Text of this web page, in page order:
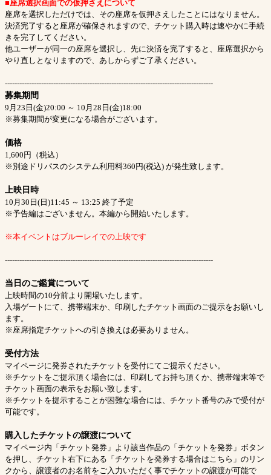
■座席選択画面での仮押さえについて
座席を選択しただけでは、その座席を仮押さえしたことにはなりません。
決済完了すると座席が確保されますので、チケット購入時は速やかに手続
きを完了してください。
他ユーザーが同一の座席を選択し、先に決済を完了すると、座席選択から
やり直しとなりますので、あしからずご了承ください。
--------------------------------------------------------------------------------------
募集期間
9月23日(金)20:00 ～ 10月28日(金)18:00
※募集期間が変更になる場合がございます。
価格
1,600円（税込）
※別途ドリパスのシステム利用料360円(税込) が発生致します。
上映日時
10月30日(日)11:45 ～ 13:25 終了予定
※予告編はございません。本編から開始いたします。
※本イベントはブルーレイでの上映です
--------------------------------------------------------------------------------------
当日のご鑑賞について
上映時間の10分前より開場いたします。
入場ゲートにて、携帯端末か、印刷したチケット画面のご提示をお願いし
ます。
※座席指定チケットへの引き換えは必要ありません。
受付方法
マイページに発券されたチケットを受付にてご提示ください。
※チケットをご提示頂く場合には、印刷してお持ち頂くか、携帯端末等で
チケット画面の表示をお願い致します。
※チケットを提示することが困難な場合には、チケット番号のみで受付が
可能です。
購入したチケットの譲渡について
マイページ内「チケット発券」より該当作品の「チケットを発券」ボタン
を押し、チケット右下にある「チケットを発券する場合はこちら」のリン
クから、譲渡者のお名前をご入力いただく事でチケットの譲渡が可能で